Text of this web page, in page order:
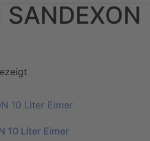
10 Liter Eimer